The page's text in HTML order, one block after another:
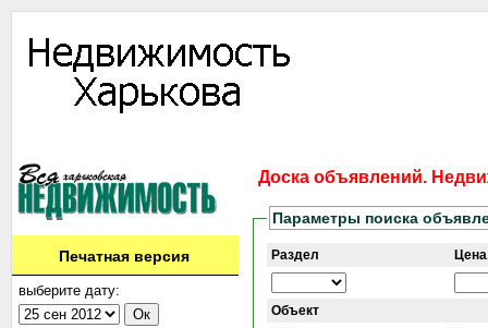
Печатная версия
выберите дату:
Доска объявлений.
Параметры поиска
Раздел
Объект